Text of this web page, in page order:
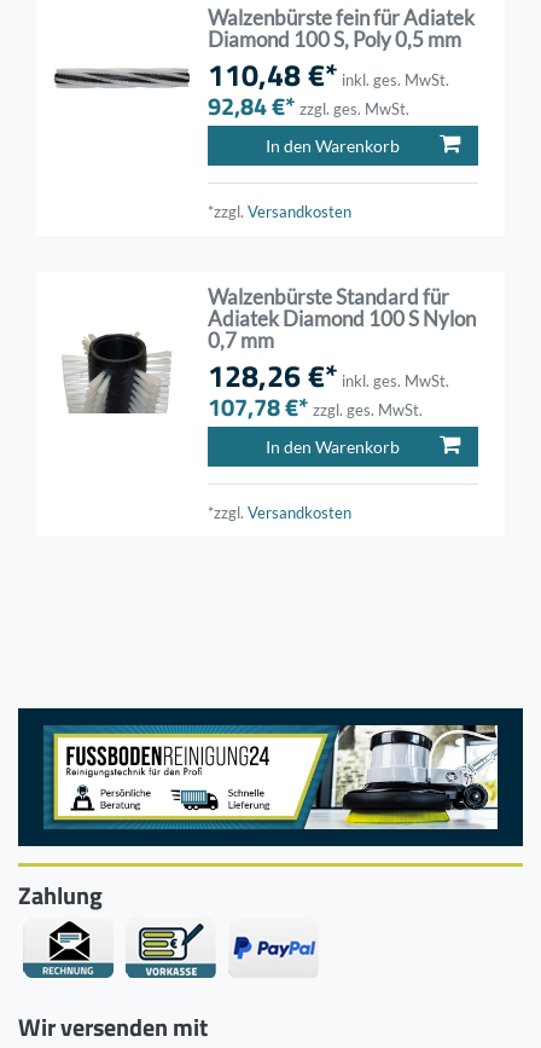
Walzenbürste fein für Adiatek
Diamond 100 S, Poly 0,5 mm
110,48 €* inkl. ges. MwSt.
92,84 €* zzgl. ges. MwSt.
In den Warenkorb
*zzgl.Versandkosten
Walzenbürste Standard für
Adiatek Diamond 100 S Nylon
0,7 mm
128,26 €* inkl. ges. MwSt.
107,78 €* zzgl. ges. MwSt.
In den Warenkorb
*zzgl.Versandkosten
Zahlung
Wir versenden mit